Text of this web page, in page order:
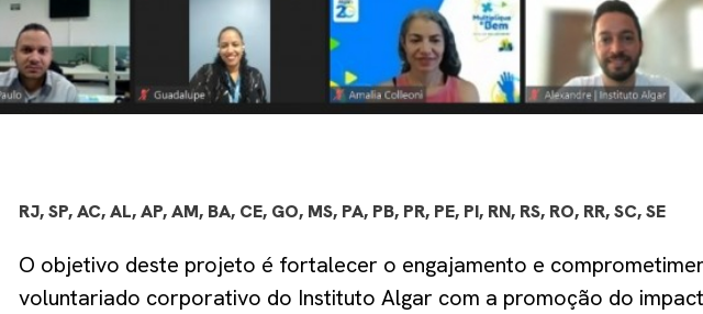
RJ, SP, AC, AL, AP, AM, BA, CE, GO, MS, PA, PB, PR, PE, PI, RN, RS, RO, RR, SC, SE
O objetivo deste projeto é fortalecer o engajamento e
voluntariado corporativo do Instituto Algar com a promoção do